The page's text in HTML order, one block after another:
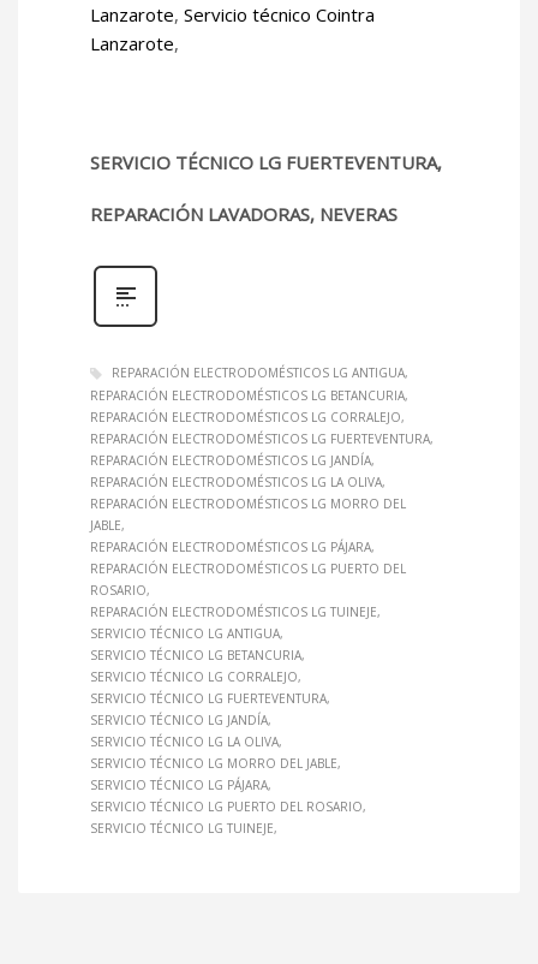
Lanzarote, Servicio técnico Cointra
Lanzarote,
SERVICIO TÉCNICO LG FUERTEVENTURA,
REPARACIÓN LAVADORAS, NEVERAS
REPARACIÓN ELECTRODOMÉSTICOS LG ANTIGUA
REPARACIÓN ELECTRODOMÉSTICOS LG BETANCURIA
REPARACIÓN ELECTRODOMÉSTICOS LG CORRALEJO
REPARACIÓN ELECTRODOMÉSTICOS LG FUERTEVENTURA
REPARACIÓN ELECTRODOMÉSTICOS LG JANDÍA
REPARACIÓN ELECTRODOMÉSTICOS LG LA OLIVA
REPARACIÓN ELECTRODOMÉSTICOS LG MORRO DEL
JABLE
REPARACIÓN ELECTRODOMÉSTICOS LG PÁJARA
REPARACIÓN ELECTRODOMÉSTICOS LG PUERTO DEL
ROSARIO
REPARACIÓN ELECTRODOMÉSTICOS LG TUINEJE
SERVICIO TÉCNICO LG ANTIGUA
SERVICIO TÉCNICO LG BETANCURIA
SERVICIO TÉCNICO LG CORRALEJO
SERVICIO TÉCNICO LG FUERTEVENTURA
SERVICIO TÉCNICO LG JANDÍA
SERVICIO TÉCNICO LG LA OLIVA
SERVICIO TÉCNICO LG MORRO DEL JABLE
SERVICIO TÉCNICO LG PÁJARA
SERVICIO TÉCNICO LG PUERTO DEL ROSARIO
SERVICIO TÉCNICO LG TUINEJE